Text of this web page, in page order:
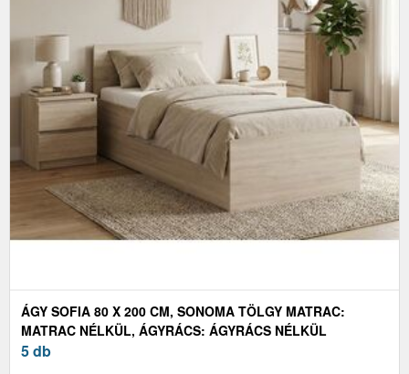
ÁGY SOFIA 80 X 200 CM, SONOMA TÖLGY MATRAC:
MATRAC NÉLKÜL, ÁGYRÁCS: ÁGYRÁCS NÉLKÜL
5 db